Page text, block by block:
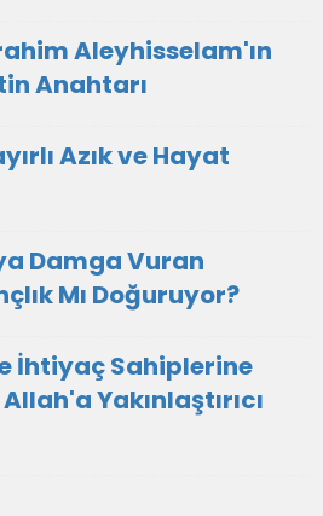
Aleyhisselam'ın
Anahtarı
Azık ve Hayat
Damga Vuran
Mı Doğuruyor?
İhtiyaç Sahiplerine
Yakınlaştırıcı